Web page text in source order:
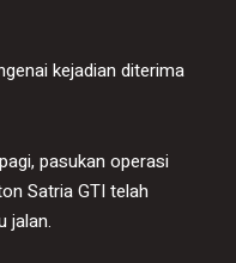
kejadian diterima
pasukan operasi
Satria GTI telah
jalan.